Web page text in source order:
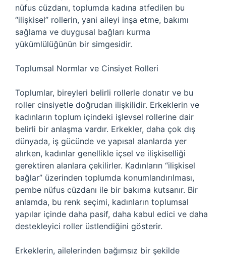
nüfus cüzdanı, toplumda kadına atfedilen bu
“ilişkisel” rollerin, yani aileyi inşa etme, bakımı
sağlama ve duygusal bağları kurma
yükümlülüğünün bir simgesidir.
Toplumsal Normlar ve Cinsiyet Rolleri
Toplumlar, bireyleri belirli rollerle donatır ve bu
roller cinsiyetle doğrudan ilişkilidir. Erkeklerin ve
kadınların toplum içindeki işlevsel rollerine dair
belirli bir anlaşma vardır. Erkekler, daha çok dış
dünyada, iş gücünde ve yapısal alanlarda yer
alırken, kadınlar genellikle içsel ve ilişkiselliği
gerektiren alanlara çekilirler. Kadınların “ilişkisel
bağlar” üzerinden toplumda konumlandırılması,
pembe nüfus cüzdanı ile bir bakıma kutsanır. Bir
anlamda, bu renk seçimi, kadınların toplumsal
yapılar içinde daha pasif, daha kabul edici ve daha
destekleyici roller üstlendiğini gösterir.
Erkeklerin, ailelerinden bağımsız bir şekilde